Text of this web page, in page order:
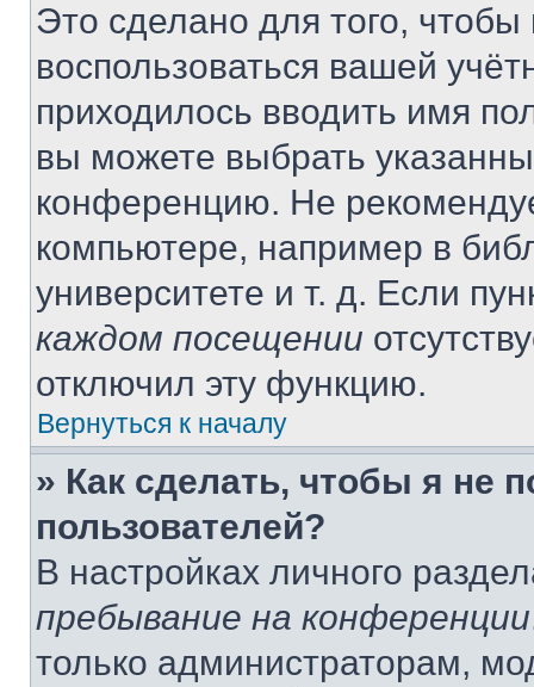
Это сделано для того, чтобы
воспользоваться вашей
приходилось вводить имя
вы можете выбрать
конференцию. Не
компьютере, например в
университете и т. д. Если
каждом посещении
отключил эту функцию.
Вернуться к началу
» Как сделать, чтобы я не
пользователей?
В настройках личного
пребывание на конференции
только администраторам,